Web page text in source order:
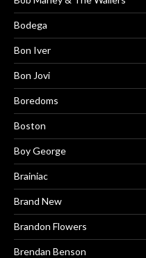
Bodega
Bon Iver
Bon Jovi
Boredoms
Boston
Boy George
Brainiac
Brand New
Brandon Flowers
Brendan Benson